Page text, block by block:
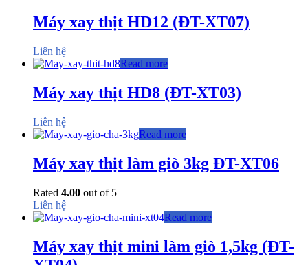
Máy xay thịt HD12 (ĐT-XT07)
Liên hệ
Read more
Máy xay thịt HD8 (ĐT-XT03)
Liên hệ
Read more
Máy xay thịt làm giò 3kg ĐT-XT06
Rated 4.00 out of 5
Liên hệ
Read more
Máy xay thịt mini làm giò 1,5kg (ĐT-